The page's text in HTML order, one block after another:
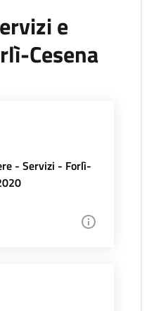
e
Cesena
- Servizi - Forlì-